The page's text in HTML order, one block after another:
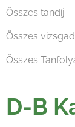
Összes tandíj
Összes
Összes
D-B